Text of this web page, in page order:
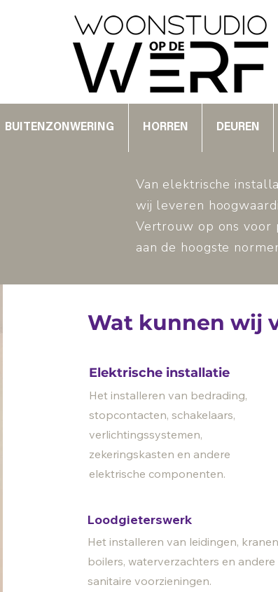
BUITENZONWERING HORREN DEUREN
Van elektrische
wij leveren
Vertrouw op ons
aan de hoogste
Wat kunnen wij
Elektrische installatie
Het installeren van bedrading,
stopcontacten, schakelaars,
verlichtingssystemen,
zekeringskasten en andere
elektrische componenten.
Loodgieterswerk
Het installeren van leidingen,
boilers, waterverzachters en andere
sanitaire voorzieningen.